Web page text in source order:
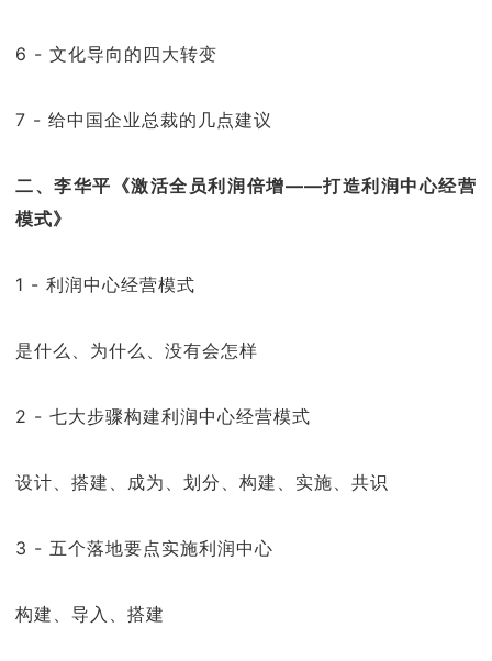
6 - 文化导向的四大转变
7 - 给中国企业总裁的几点建议
二、李华平《激活全员利润倍增——打造利润中心经营
模式》
1 - 利润中心经营模式
是什么、为什么、没有会怎样
2 - 七大步骤构建利润中心经营模式
设计、搭建、成为、划分、构建、实施、共识
3 - 五个落地要点实施利润中心
构建、导入、搭建